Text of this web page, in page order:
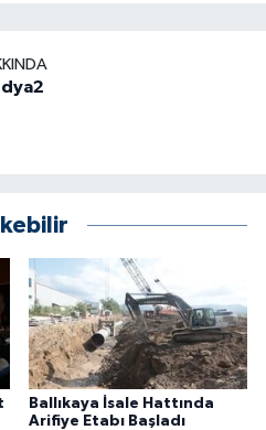
Ballıkaya İsale Hattında
Arifiye Etabı Başladı